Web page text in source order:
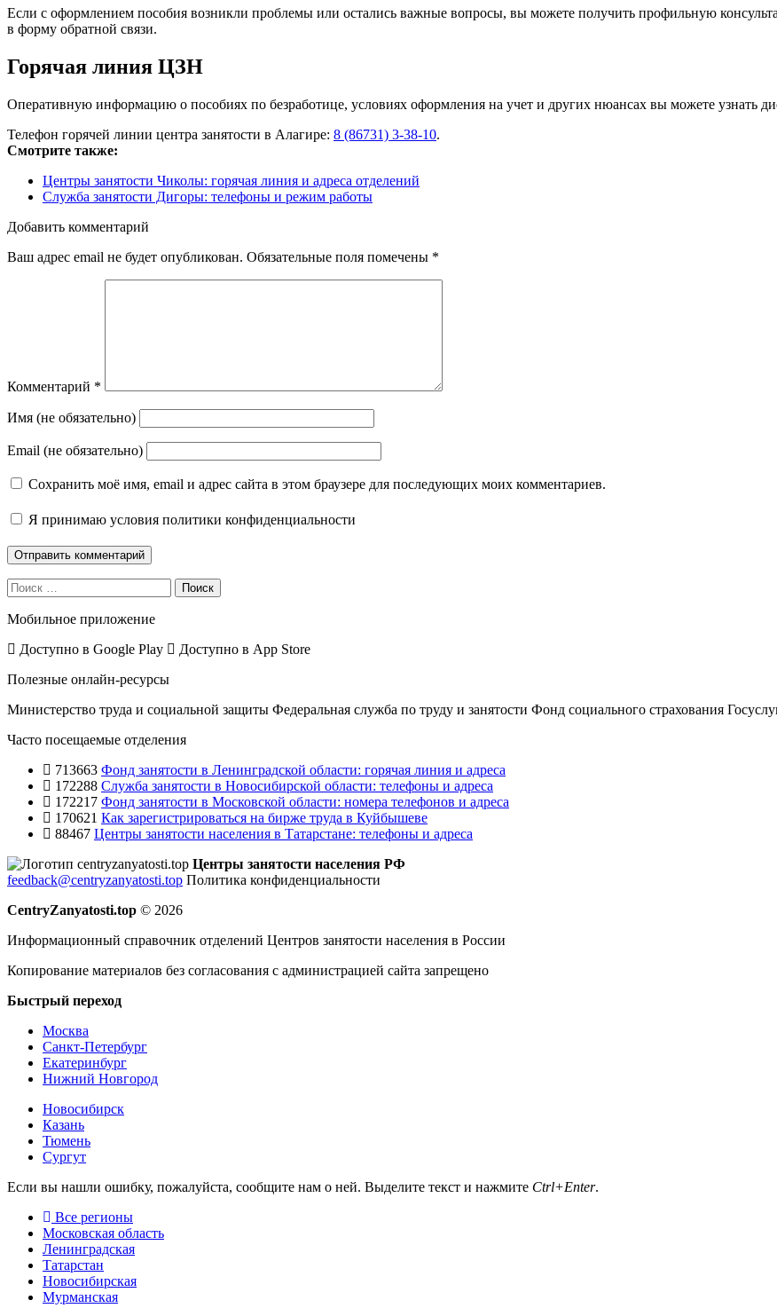
Если с оформлением пособия возникли проблемы или остались важные вопросы, вы можете получить профильную
в форму обратной связи.
Горячая линия ЦЗН
Оперативную информацию о пособиях по безработице, условиях оформления на учет и других нюансах вы можете узнать
Телефон горячей линии центра занятости в Алагире: 8 (86731) 3-38-10.
Смотрите также:
Центры занятости Чиколы: горячая линия и адреса отделений
Служба занятости Дигоры: телефоны и режим работы
Добавить комментарий
Ваш адрес email не будет опубликован. Обязательные поля помечены *
Комментарий *
Имя (не обязательно)
Email (не обязательно)
Сохранить моё имя, email и адрес сайта в этом браузере для последующих моих комментариев.
Я принимаю условия политики конфиденциальности
Поиск
Мобильное приложение
Доступно в Google Play Доступно в App Store
Полезные онлайн-ресурсы
Министерство труда и социальной защиты Федеральная служба по труду и занятости Фонд социального страхования
Часто посещаемые отделения
713663 Фонд занятости в Ленинградской области: горячая линия и адреса
172288 Служба занятости в Новосибирской области: телефоны и адреса
172217 Фонд занятости в Московской области: номера телефонов и адреса
170621 Как зарегистрироваться на бирже труда в Куйбышеве
88467 Центры занятости населения в Татарстане: телефоны и адреса
Центры занятости населения РФ
feedback@centryzanyatosti.top Политика конфиденциальности
CentryZanyatosti.top © 2026
Информационный справочник отделений Центров занятости населения в России
Копирование материалов без согласования с администрацией сайта запрещено
Быстрый переход
Москва
Санкт-Петербург
Екатеринбург
Нижний Новгород
Новосибирск
Казань
Тюмень
Сургут
Если вы нашли ошибку, пожалуйста, сообщите нам о ней. Выделите текст и нажмите Ctrl+Enter.
Все регионы
Московская область
Ленинградская
Татарстан
Новосибирская
Мурманская